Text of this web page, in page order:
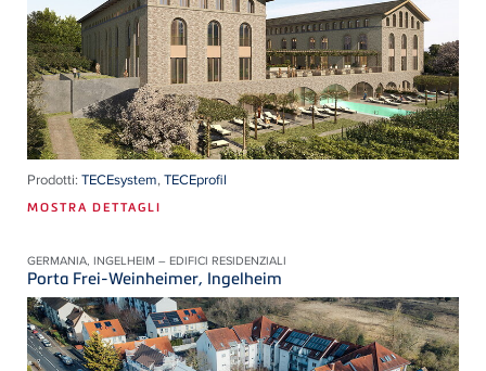
Prodotti: TECEsystem,TECEprofil
MOSTRA DETTAGLI
GERMANIA, INGELHEIM – EDIFICI RESIDENZIALI
Porta Frei-Weinheimer, Ingelheim